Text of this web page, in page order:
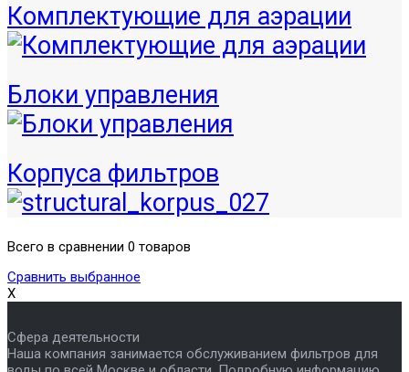
Комплектующие для аэрации
Блоки управления
Корпуса фильтров
Всего в сравнении 0 товаров
Сравнить выбранное
X
Сфера деятельности
Наша компания занимается обслуживанием фильтров для